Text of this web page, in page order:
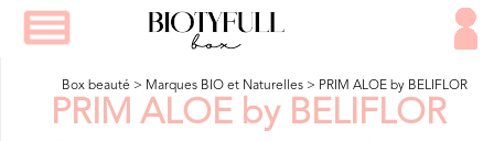
Box beauté > Marques BIO et Naturelles > PRIM ALOE by BELIFLOR
PRIM ALOE by BELIFLOR